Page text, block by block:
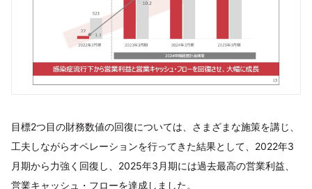
目標2つ目の財務数値の回復については、さまざまな施策を講じ、
工夫しながらオペレーションを行ってきた結果として、2022年3
月期から力強く回復し、2025年3月期には過去最高の営業利益、
営業キャッシュ・フローを達成しました。